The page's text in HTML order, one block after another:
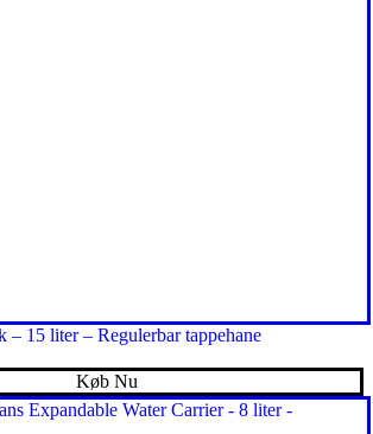
– 15 liter – Regulerbar tappehane
Køb Nu